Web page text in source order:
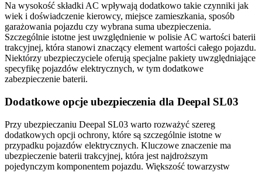
Na wysokość składki AC wpływają dodatkowo takie czynniki jak
wiek i doświadczenie kierowcy, miejsce zamieszkania, sposób
garażowania pojazdu czy wybrana suma ubezpieczenia.
Szczególnie istotne jest uwzględnienie w polisie AC wartości baterii
trakcyjnej, która stanowi znaczący element wartości całego pojazdu.
Niektórzy ubezpieczyciele oferują specjalne pakiety uwzględniające
specyfikę pojazdów elektrycznych, w tym dodatkowe
zabezpieczenie baterii.
Dodatkowe opcje ubezpieczenia dla Deepal SL03
Przy ubezpieczaniu Deepal SL03 warto rozważyć szereg
dodatkowych opcji ochrony, które są szczególnie istotne w
przypadku pojazdów elektrycznych. Kluczowe znaczenie ma
ubezpieczenie baterii trakcyjnej, która jest najdroższym
pojedynczym komponentem pojazdu. Większość towarzystw